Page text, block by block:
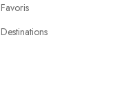
Favoris
Destinations